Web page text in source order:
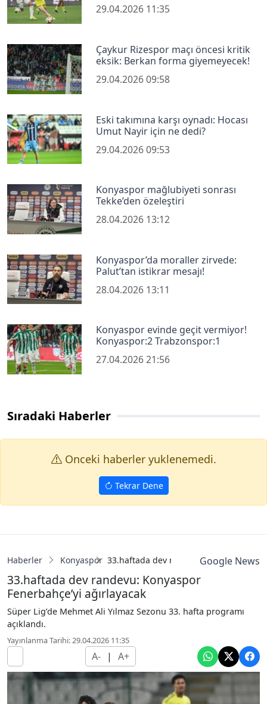
29.04.2026 11:35
Çaykur Rizespor maçı öncesi kritik
eksik: Berkan forma giyemeyecek!
29.04.2026 09:58
Eski takımına karşı oynadı: Hocası
Umut Nayir için ne dedi?
29.04.2026 09:53
Konyaspor mağlubiyeti sonrası
Tekke’den özeleştiri
28.04.2026 13:12
Konyaspor’da moraller zirvede:
Palut’tan istikrar mesajı!
28.04.2026 13:11
Konyaspor evinde geçit vermiyor!
Konyaspor:2 Trabzonspor:1
27.04.2026 21:56
Sıradaki Haberler
Onceki haberler yuklenemedi.
Tekrar Dene
Haberler Konyaspor 33.haftada dev randevu: Konyaspor
Google News
33.haftada dev randevu: Konyaspor
Fenerbahçe’yi ağırlayacak
Süper Lig’de Mehmet Ali Yılmaz Sezonu 33. hafta programı
açıklandı.
Yayınlanma Tarihi: 29.04.2026 11:35
A- | A+